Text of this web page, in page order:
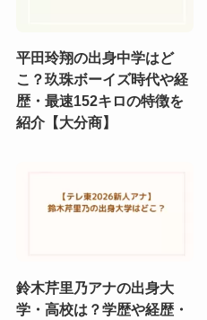
平田玲翔の出身中学はど
こ？玖珠ボーイズ時代や経
歴・最速152キロの特徴を
紹介【大分商】
鈴木芹里乃アナの出身大
学・高校は？学歴や経歴・